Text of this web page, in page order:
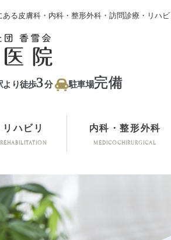
る皮膚科・内科・整形外科・訪問診療・リハ
より徒歩3分 駐車場完備
REHABILITATION
リハビリ
MEDICOCHIRURGICAL
内科・整形外科